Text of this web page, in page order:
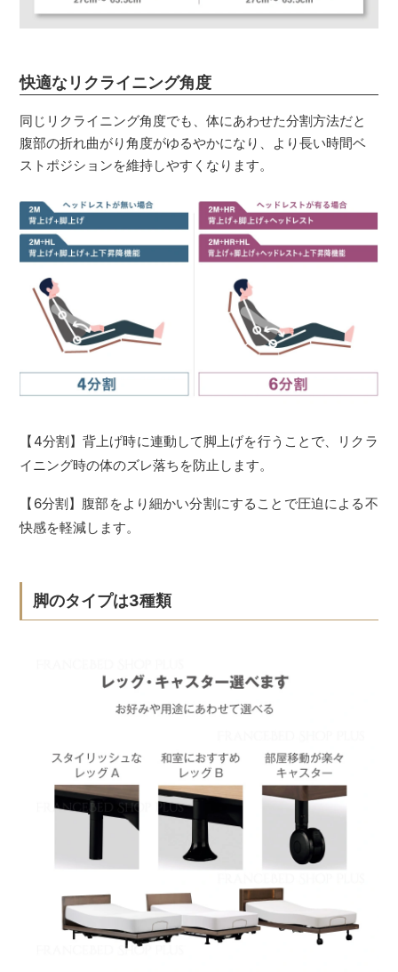
快適なリクライニング角度
同じリクライニング角度でも、体にあわせた分割方法だと
腹部の折れ曲がり角度がゆるやかになり、より長い時間ベ
ストポジションを維持しやすくなります。
【4分割】背上げ時に連動して脚上げを行うことで、リクラ
イニング時の体のズレ落ちを防止します。
【6分割】腹部をより細かい分割にすることで圧迫による不
快感を軽減します。
脚のタイプは3種類